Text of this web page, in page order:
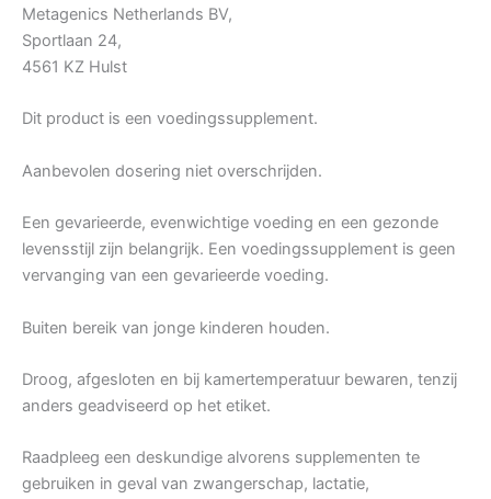
Metagenics Netherlands BV,
Sportlaan 24,
4561 KZ Hulst
Dit product is een voedingssupplement.
Aanbevolen dosering niet overschrijden.
Een gevarieerde, evenwichtige voeding en een gezonde
levensstijl zijn belangrijk. Een voedingssupplement is geen
vervanging van een gevarieerde voeding.
Buiten bereik van jonge kinderen houden.
Droog, afgesloten en bij kamertemperatuur bewaren, tenzij
anders geadviseerd op het etiket.
Raadpleeg een deskundige alvorens supplementen te
gebruiken in geval van zwangerschap, lactatie,